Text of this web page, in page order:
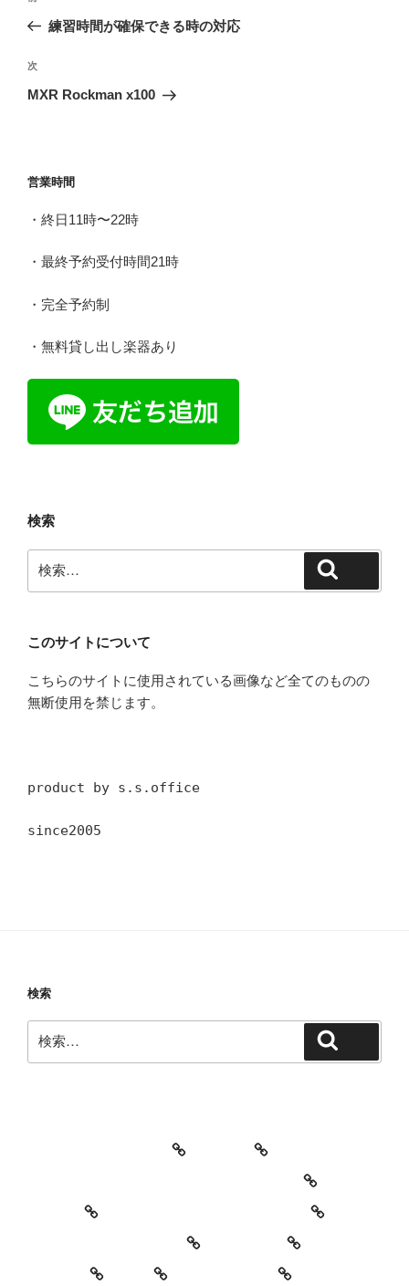
ビ
ゲ
ン
の
稿
練習時間が確保できる時の対応
次
の
次
MXR Rockman x100
営業時間
・終日11時〜22時
・最終予約受付時間21時
・完全予約制
・無料貸し出し楽器あり
検索
索:
このサイトについて
こちらのサイトに使用されている画像など全てのものの
無断使用を禁じます。
product by s.s.office
since2005
検索
索:
教室・レッスンの特徴
Works
レッスン料金とご予約キャンセルについて
お知らせ
セッションイベントのご案内
お世話になっている方々
YouTube
Contact
SNS プロフィール